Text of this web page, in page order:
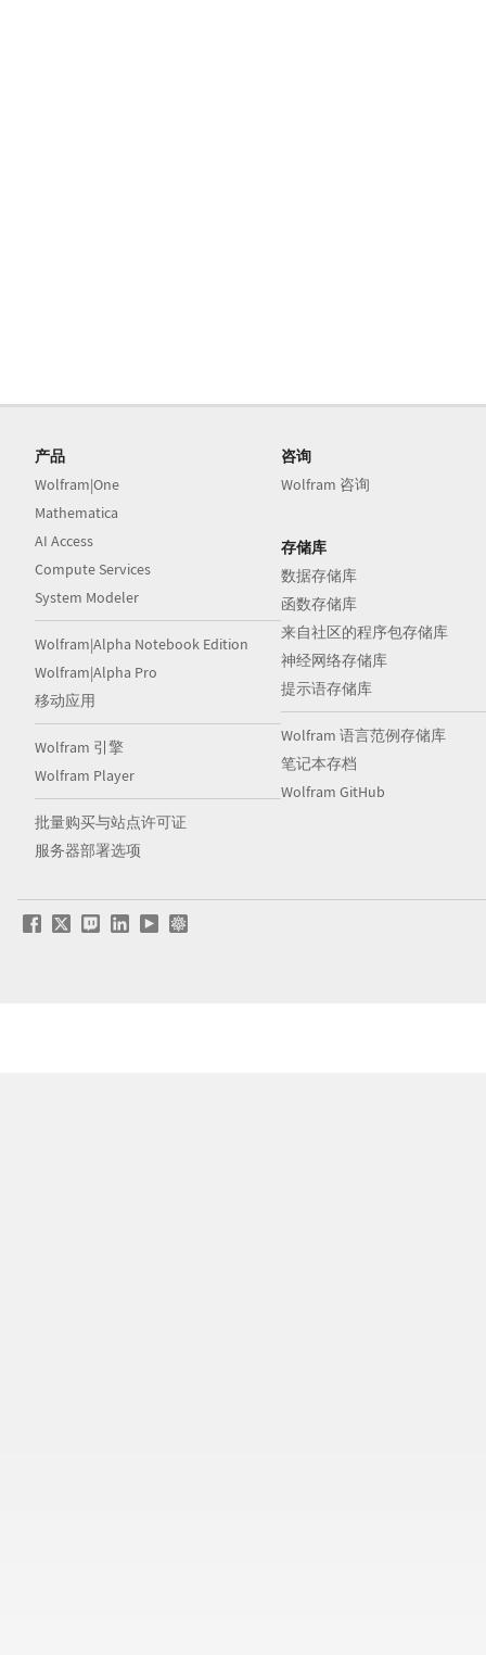
产品
Wolfram|One
Mathematica
AI Access
Compute Services
System Modeler
Wolfram|Alpha Notebook Edition
Wolfram|Alpha Pro
移动应用
Wolfram 引擎
Wolfram Player
批量购买与站点许可证
服务器部署选项
咨询
Wolfram 咨询
存储库
数据存储库
函数存储库
来自社区的程序包存储库
神经网络存储库
提示语存储库
Wolfram 语言范例存储库
笔记本存档
Wolfram GitHub